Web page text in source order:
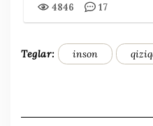
4846 17
Teglar: inson